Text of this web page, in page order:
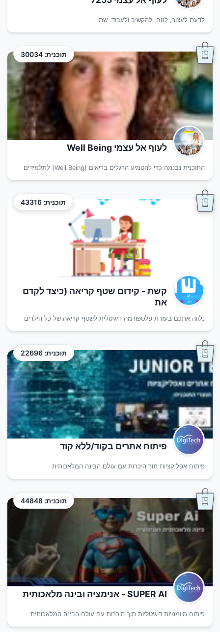
לדעת לעצור, לנוח, להקשיב ולעבוד. שת
תוכנית: 30034
לעוף אל עצמי Well Being
התוכנית נבנתה כדי להטמיע הרגלים בריאים (Well Being) לתלמידים
תוכנית: 43316
קשת - קידום שטף קריאה (כיצד לקדם
את
נלווה אתכם בעזרת פלטפורמה דיגיטלית לשטף קריאה של כל הילדים
תוכנית: 22696
פיתוח אתרים בקוד/ללא קוד
פיתוח אפליקציות תוך היכרות עם עולם הבינה המלאכותית
תוכנית: 44848
SUPER AI - אנימציה ובינה מלאכותית
פיתוח מיומנויות דיגיטליות תוך היכרות עם עולם הבינה המלאכותית